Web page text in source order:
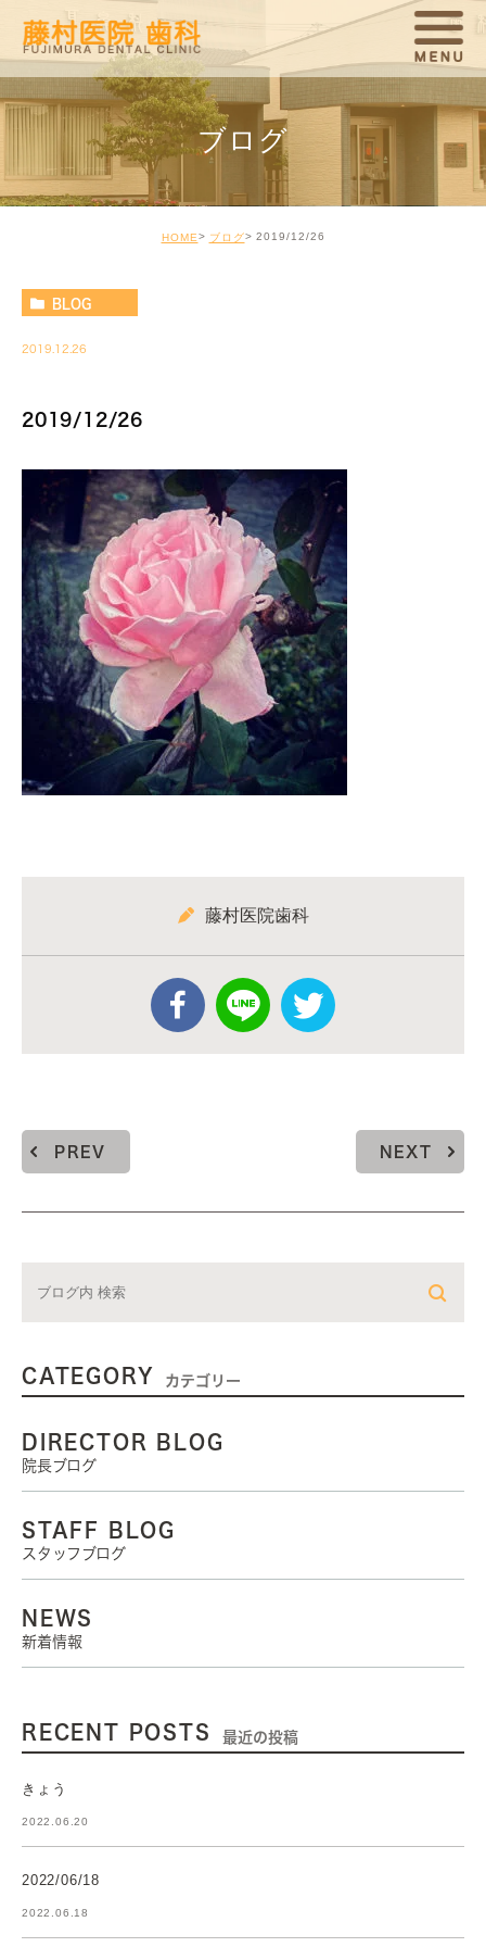
ブログ
HOME ブログ 2019/12/26
BLOG
2019.12.26
2019/12/26
藤村医院歯科
PREV NEXT
CATEGORY カテゴリー
DIRECTOR BLOG
院長ブログ
STAFF BLOG
スタッフブログ
NEWS
新着情報
RECENT POSTS 最近の投稿
きょう
2022.06.20
2022/06/18
2022.06.18